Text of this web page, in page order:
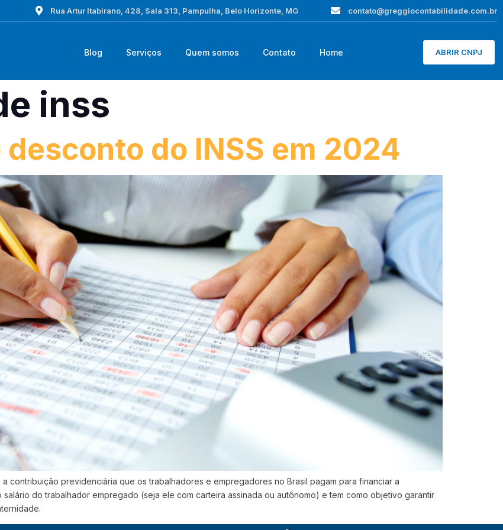
Rua Artur Itabirano, 428, Sala 313, Pampulha, Belo Horizonte, MG contato@greggiocontabilidade.com.br
Blog Serviços Quem somos Contato Home ABRIR CNPJ
inss
do INSS em 2024
contribuição previdenciária que os trabalhadores e empregadores no Brasil pagam para financiar a
do trabalhador empregado (seja ele com carteira assinada ou autônomo) e tem como objetivo garantir